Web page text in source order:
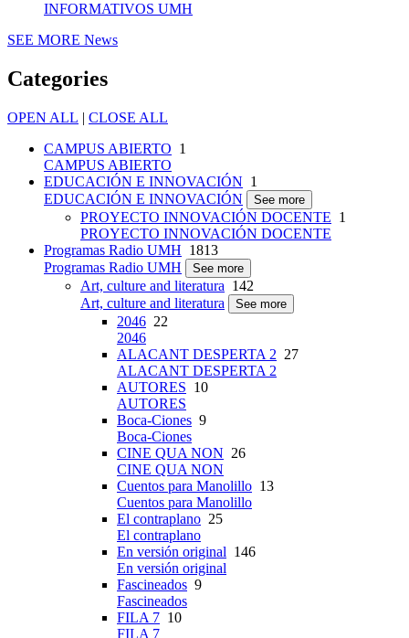
INFORMATIVOS UMH
SEE MORE News
Categories
OPEN ALL | CLOSE ALL
CAMPUS ABIERTO 1
CAMPUS ABIERTO
EDUCACIÓN E INNOVACIÓN 1
EDUCACIÓN E INNOVACIÓN
See more
PROYECTO INNOVACIÓN DOCENTE 1
PROYECTO INNOVACIÓN DOCENTE
Programas Radio UMH 1813
Programas Radio UMH
See more
Art, culture and literatura 142
Art, culture and literatura
See more
2046 22
2046
ALACANT DESPERTA 2 27
ALACANT DESPERTA 2
AUTORES 10
AUTORES
Boca-Ciones 9
Boca-Ciones
CINE QUA NON 26
CINE QUA NON
Cuentos para Manolillo 13
Cuentos para Manolillo
El contraplano 25
El contraplano
En versión original 146
En versión original
Fascineados 9
Fascineados
FILA 7 10
FILA 7